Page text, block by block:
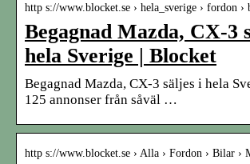
http s://www.blocket.se › hela_sverige › fordon ›
Begagnad Mazda, CX-3
hela Sverige | Blocket
Begagnad Mazda, CX-3 säljes i hela
125 annonser från såväl …
http s://www.blocket.se › Alla › Fordon › Bilar ›